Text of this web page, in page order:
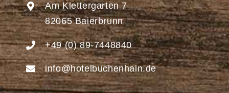
Am Klettergarten 7
82065 Baierbrunn
+49 (0) 89-7448840
info@hotelbuchenhain.de